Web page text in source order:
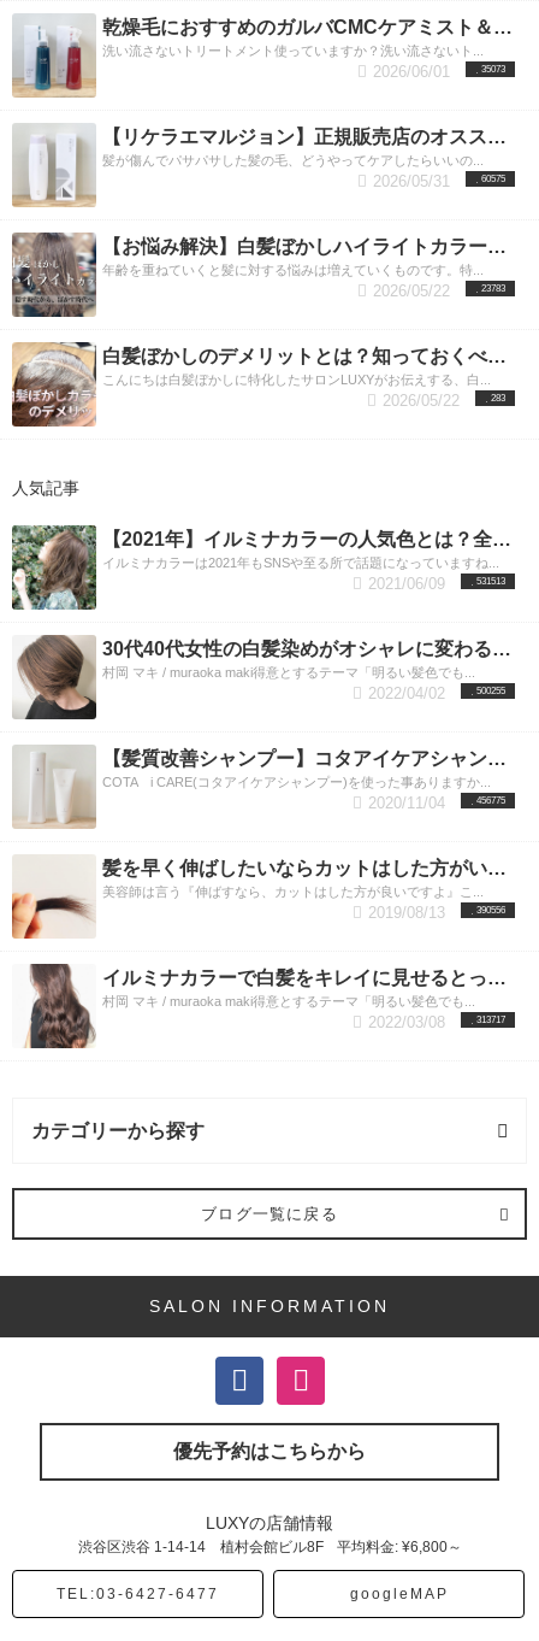
乾燥毛におすすめのガルバCMCケアミスト＆ガルバCMCケアエマルジョンとは？洗い流さないトリートメントで髪質改善
洗い流さないトリートメント使っていますか？洗い流さないト...
35073
2026/06/01
【リケラエマルジョン】正規販売店のオススメ使用方法＆内容成分とその効果。渋谷リケラエマルジョン取り扱い店
髪が傷んでパサパサした髪の毛、どうやってケアしたらいいの...
60575
2026/05/31
【お悩み解決】白髪ぼかしハイライトカラーをすれば気になる白髪が目立たない！／東京・渋谷エリア
年齢を重ねていくと髪に対する悩みは増えていくものです。特...
23783
2026/05/22
白髪ぼかしのデメリットとは？知っておくべき5つの項目をプロが解説
こんにちは白髪ぼかしに特化したサロンLUXYがお伝えする、白...
283
2026/05/22
人気記事
【2021年】イルミナカラーの人気色とは？全9色の魅力を渋谷の美容師が教えます。渋谷美容室LUXY（ラグジー）
イルミナカラーは2021年もSNSや至る所で話題になっていますね...
531513
2021/06/09
30代40代女性の白髪染めがオシャレに変わる！ハイライトで魅せる最新カラー。
村岡 マキ / muraoka maki得意とするテーマ「明るい髪色でも...
500255
2022/04/02
【髪質改善シャンプー】コタアイケアシャンプーの正しい選び方とは？渋谷美容室LUXY(ラグジー）
COTA i CARE(コタアイケアシャンプー)を使った事ありますか...
456775
2020/11/04
髪を早く伸ばしたいならカットはした方がいいのか？美容師が答えます。
美容師は言う『伸ばすなら、カットはした方が良いですよ』こ...
390556
2019/08/13
イルミナカラーで白髪をキレイに見せるとっておきの方法
村岡 マキ / muraoka maki得意とするテーマ「明るい髪色でも...
313717
2022/03/08
カテゴリーから探す
ヘアカラー (16記事)
ヘアケア (8記事)
ヘアスタイリング (2記事)
メンズ (7記事)
ブログ一覧に戻る
SALON INFORMATION
優先予約はこちらから
LUXYの店舗情報
渋谷区渋谷 1-14-14 植村会館ビル8F 平均料金: ¥6,800～
TEL:03-6427-6477 googleMAP